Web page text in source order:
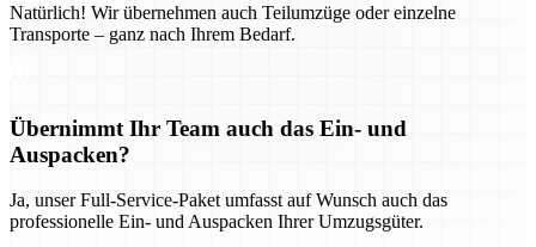
Natürlich! Wir übernehmen auch Teilumzüge oder einzelne
Transporte – ganz nach Ihrem Bedarf.
Übernimmt Ihr Team auch das Ein- und
Auspacken?
Ja, unser Full-Service-Paket umfasst auf Wunsch auch das
professionelle Ein- und Auspacken Ihrer Umzugsgüter.